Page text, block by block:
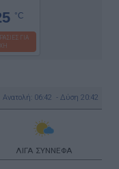
°C
ΓΙΑ
Ανατολή: 06:42 - Δύση 20:42
ΛΙΓΑ ΣΥΝΝΕΦΑ